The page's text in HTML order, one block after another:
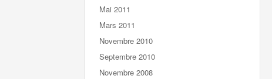
Mai 2011
Mars 2011
Novembre 2010
Septembre 2010
Novembre 2008